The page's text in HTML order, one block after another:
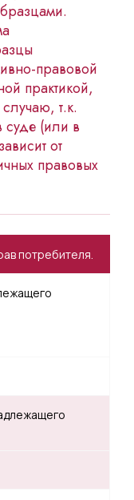
правовой
практикой,
т.к.
суде (или в
от
правовых
потребителя.